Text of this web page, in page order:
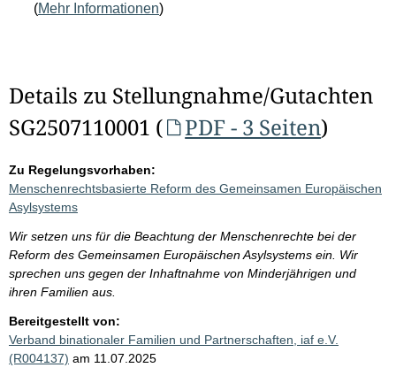
(Mehr Informationen)
Details zu Stellungnahme/Gutachten
SG2507110001 (
PDF - 3 Seiten)
Zu Regelungsvorhaben:
Menschenrechtsbasierte Reform des Gemeinsamen Europäischen
Asylsystems
Wir setzen uns für die Beachtung der Menschenrechte bei der
Reform des Gemeinsamen Europäischen Asylsystems ein. Wir
sprechen uns gegen der Inhaftnahme von Minderjährigen und
ihren Familien aus.
Bereitgestellt von:
Verband binationaler Familien und Partnerschaften, iaf e.V.
(R004137) am 11.07.2025